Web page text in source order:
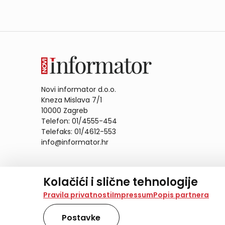
Kolačići i slične tehnologije
Na našoj web stranici koristimo kolačiće i slične
analiziramo promet na stranici te prikazujemo
također koriste ove tehnologije.
Pravila privatnostiImpressumPopis partnera
Postavke
Novi informator d.o.o.
Kneza Mislava 7/1
10000 Zagreb
Telefon: 01/4555-454
Telefaks: 01/4612-553
info@informator.hr